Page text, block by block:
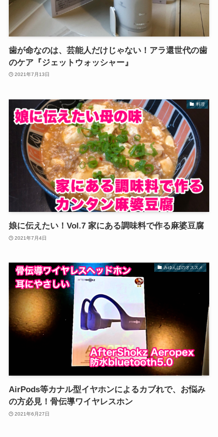
歯が命なのは、芸能人だけじゃない！アラ還世代の歯
のケア『ジェットウォッシャー』
2021年7月13日
料理
娘に伝えたい！Vol.7 家にある調味料で作る麻婆豆腐
2021年7月4日
みゆんばのオススメ
AirPods等カナル型イヤホンによるカブれで、お悩み
の方必見！骨伝導ワイヤレスホン
2021年6月27日